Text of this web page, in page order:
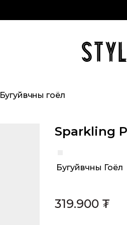
Бугуйвчны гоёл
Sparkling
Бугуйвчны Гоёл
319.900 ₮